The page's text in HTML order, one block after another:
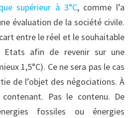
supérieur à 3°C, comme l’a
évaluation de la société civile.
entre le réel et le souhaitable
afin de revenir sur une
1,5°C). Ce ne sera pas le cas
de l’objet des négociations. À
Pas le contenu. De
fossiles ou énergies